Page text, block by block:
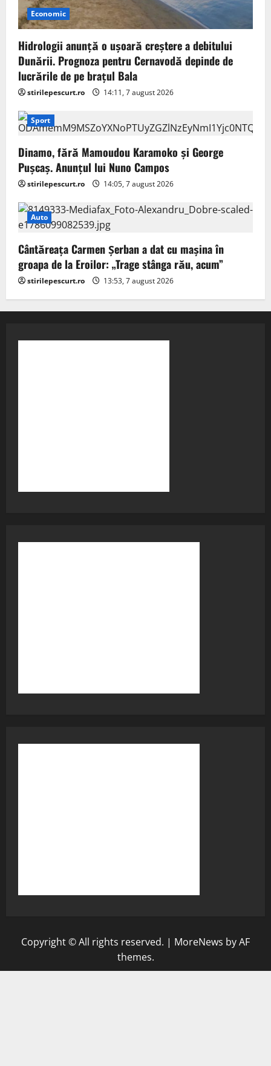
Economic
Hidrologii anunță o ușoară creștere a debitului
Dunării. Prognoza pentru Cernavodă depinde de
lucrările de pe brațul Bala
stirilepescurt.ro 14:11, 7 august 2026
Sport
Dinamo, fără Mamoudou Karamoko și George
Pușcaș. Anunțul lui Nuno Campos
stirilepescurt.ro 14:05, 7 august 2026
Auto
Cântăreața Carmen Șerban a dat cu mașina în
groapa de la Eroilor: „Trage stânga rău, acum”
stirilepescurt.ro 13:53, 7 august 2026
Copyright © All rights reserved. | MoreNews by AF
themes.